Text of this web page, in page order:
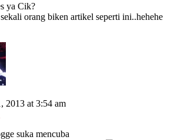
ya Cik?
orang biken artikel seperti ini..hehehe
2013 at 3:54 am
suka mencuba